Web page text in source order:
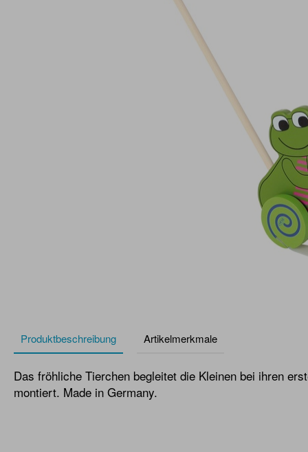
Produktbeschreibung Artikelmerkmale
Das fröhliche Tierchen begleitet die Kleinen bei ihren
montiert. Made in Germany.